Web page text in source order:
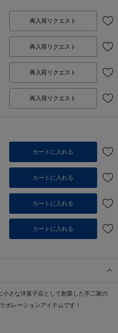
再入荷リクエスト
再入荷リクエスト
再入荷リクエスト
再入荷リクエスト
カートに入れる
カートに入れる
カートに入れる
カートに入れる
さな洋菓子店として創業した不二家の
ボレーションアイテムです！